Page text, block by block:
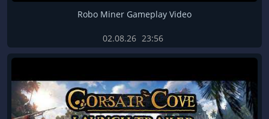
Robo Miner Gameplay Video
02.08.26 23:56